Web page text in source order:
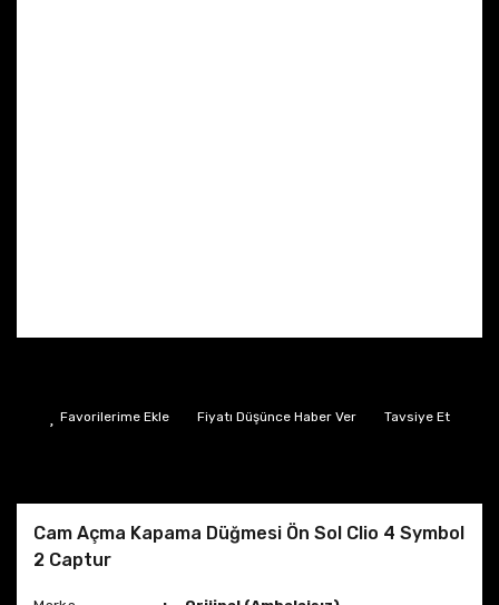
Fiyatı Düşünce Haber Ver Tavsiye Et
Cam Açma Kapama Düğmesi Ön Sol Clio 4 Symbol
2 Captur